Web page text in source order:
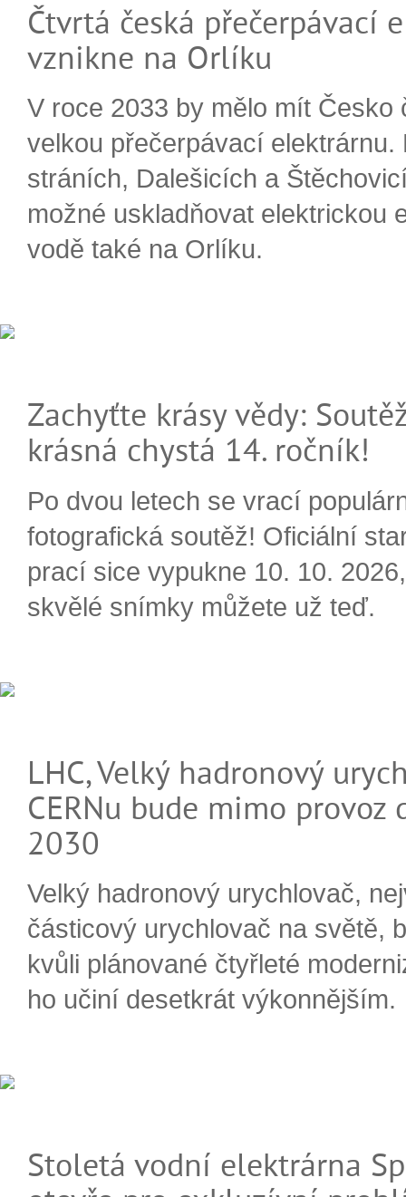
Čtvrtá česká přečerpávací
vznikne na Orlíku
V roce 2033 by mělo mít Česko
velkou přečerpávací elektrárnu.
stráních, Dalešicích a
možné uskladňovat elektrickou
vodě také na Orlíku.
Zachyťte krásy vědy:
krásná chystá 14. ročník!
Po dvou letech se vrací
fotografická soutěž! Oficiální
prací sice vypukne 10. 10.
skvělé snímky můžete už teď.
LHC, Velký hadronový
CERNu bude mimo provoz
2030
Velký hadronový urychlovač,
částicový urychlovač na světě,
kvůli plánované čtyřleté
ho učiní desetkrát výkonnějším.
Stoletá vodní elektrárna